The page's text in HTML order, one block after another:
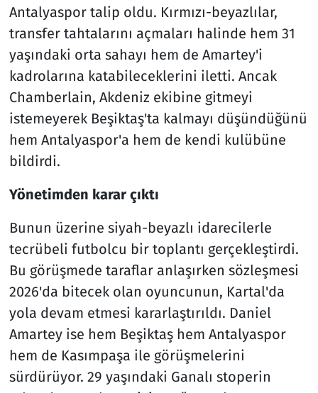
Antalyaspor talip oldu. Kırmızı-beyazlılar,
transfer tahtalarını açmaları halinde hem 31
yaşındaki orta sahayı hem de Amartey'i
kadrolarına katabileceklerini iletti. Ancak
Chamberlain, Akdeniz ekibine gitmeyi
istemeyerek Beşiktaş'ta kalmayı düşündüğünü
hem Antalyaspor'a hem de kendi kulübüne
bildirdi.
Yönetimden karar çıktı
Bunun üzerine siyah-beyazlı idarecilerle
tecrübeli futbolcu bir toplantı gerçekleştirdi.
Bu görüşmede taraflar anlaşırken sözleşmesi
2026'da bitecek olan oyuncunun, Kartal'da
yola devam etmesi kararlaştırıldı. Daniel
Amartey ise hem Beşiktaş hem Antalyaspor
hem de Kasımpaşa ile görüşmelerini
sürdürüyor. 29 yaşındaki Ganalı stoperin